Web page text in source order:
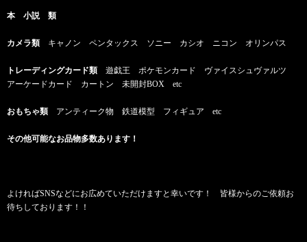
本 小説 類
カメラ類 キャノン ペンタックス ソニー カシオ ニコン オリンパス
トレーディングカード類 遊戯王 ポケモンカード ヴァイスシュヴァルツ
アーケードカード カートン 未開封BOX etc
おもちゃ類 アンティーク物 鉄道模型 フィギュア etc
その他可能なお品物多数あります！
よければSNSなどにお広めていただけますと幸いです！ 皆様からのご依頼お
待ちしております！！